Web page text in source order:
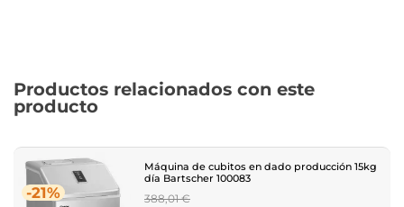
Productos relacionados con este
producto
-21%
Máquina de cubitos en dado producción 15kg
día Bartscher 100083
Regular
388,01 €